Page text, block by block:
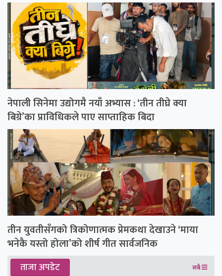
नेपाली सिनेमा उद्योगमै नयाँ अभ्यास : ‘तीन तीघ्रे क्या
बिग्रे’का प्राविधिकले पाए साप्ताहिक बिदा
तीन युवतीसँगको त्रिकोणात्मक प्रेमकथा देखाउने ‘माया
भनेकै यस्तो होला’को शीर्ष गीत सार्वजनिक
ताजा अपडेट सबै